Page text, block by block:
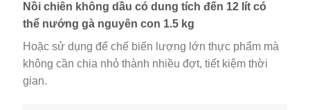
Nồi chiên không dầu có dung tích đến 12 lít có
thể nướng gà nguyên con 1.5 kg
Hoặc sử dụng để chế biến lượng lớn thực phẩm mà
không cần chia nhỏ thành nhiều đợt, tiết kiệm thời
gian.